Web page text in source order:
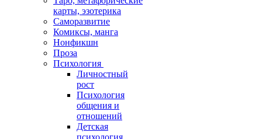
карты, эзотерика
Саморазвитие
Комиксы, манга
Нонфикшн
Проза
Психология
Личностный
рост
Психология
общения и
отношений
Детская
психология